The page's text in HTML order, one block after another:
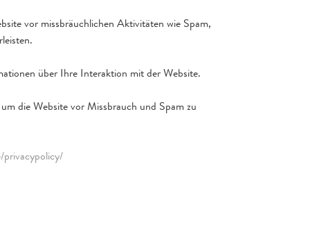
vor missbräuchlichen Aktivitäten wie Spam,
über Ihre Interaktion mit der Website.
die Website vor Missbrauch und Spam zu